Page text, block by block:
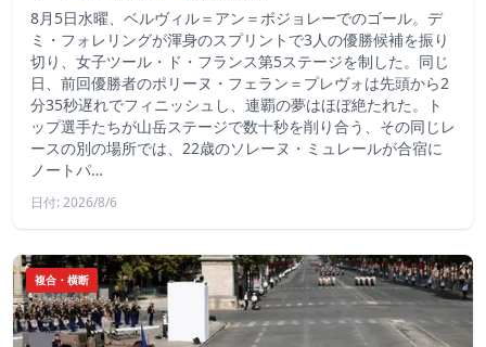
8月5日水曜、ベルヴィル＝アン＝ボジョレーでのゴール。デ
ミ・フォレリングが渾身のスプリントで3人の優勝候補を振り
切り、女子ツール・ド・フランス第5ステージを制した。同じ
日、前回優勝者のポリーヌ・フェラン＝プレヴォは先頭から2
分35秒遅れでフィニッシュし、連覇の夢はほぼ絶たれた。ト
ップ選手たちが山岳ステージで数十秒を削り合う、その同じレ
ースの別の場所では、22歳のソレーヌ・ミュレールが合宿に
ノートパ…
日付: 2026/8/6
複合・横断